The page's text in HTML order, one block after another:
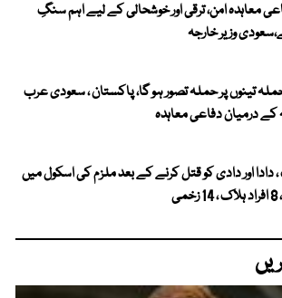
معاہدہ امن، ترقی اور خوشحالی کے لیے اہم سنگِ
وزیر خارجہ
تینوں پر حملہ تصور ہو گا، پاکستان ، سعودی عرب
کے درمیان دفاعی معاہدہ
دادا اور دادی کو قتل کرنے کے بعد ملزم کی اسکول میں